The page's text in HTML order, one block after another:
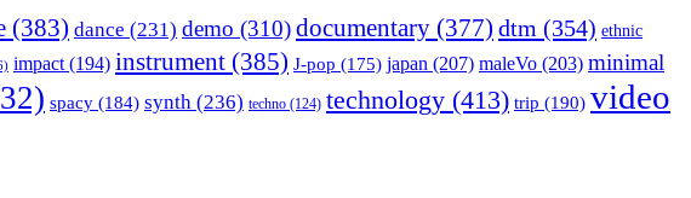
(383) dance (231) demo (310)documentary (377) dtm (354) ethnic
impact (194) instrument (385) J-pop (175) japan (207) maleVo (203) minimal
spacy (184) synth (236) techno (124) technology (413) trip (190) video